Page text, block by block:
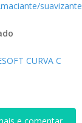
suavizante
CURVA C